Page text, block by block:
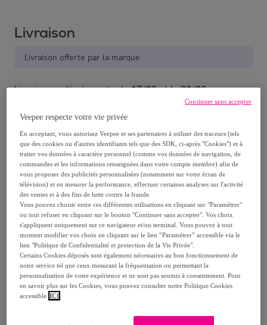
Livraison
Livraison offerte par la marque
Livraison estimée: entre le17/08et le20/08
Comment ça marche ?
Détails sur votre produit
Lecanapé convertible GOYA, un joli mélange de
lignes scandinaves intemporelles et d'équipements
pensés pour notre confort !
Veepee respecte votre vie privée
En acceptant, vous autorisez Veepee et ses partenaires à utiliser des traceurs (tels
que des cookies ou d'autres identifiants tels que des SDK, ci-après "Cookies") et à
traiter vos données à caractère personnel (comme vos données de navigation, de
commandes et les informations renseignées dans votre compte membre) afin de
vous proposer des publicités personnalisées (notamment sur votre écran de
télévision) et en mesurer la performance, effectuer certaines analyses sur l'activité
des ventes et à des fins de lutte contre la fraude.
Vous pouvez choisir entre ces différentes utilisations en cliquant sur "Paramétrer"
ou tout refuser en cliquant sur le bouton "Continuer sans accepter". Vos choix
s'appliquent uniquement sur ce navigateur et/ou terminal. Vous pouvez à tout
moment modifier vos choix en cliquant sur le lien “Paramétrer” accessible via le
lien "Politique de Confidentialité et protection de la Vie Privée".
Certains Cookies déposés sont également nécessaires au bon fonctionnement de
notre service tel que ceux mesurant la fréquentation ou permettant la
personnalisation de votre expérience et ne sont pas soumis à consentement. Pour
en savoir plus sur les Cookies, vous pouvez consulter notre Politique Cookies
accessible ICI
Continuer sans accepter